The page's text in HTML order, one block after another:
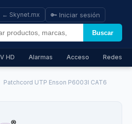
Buscar
← Skynet.mx 🔑 Iniciar sesión
HD Alarmas Acceso Redes
Patchcord UTP Enson P6003l CAT6